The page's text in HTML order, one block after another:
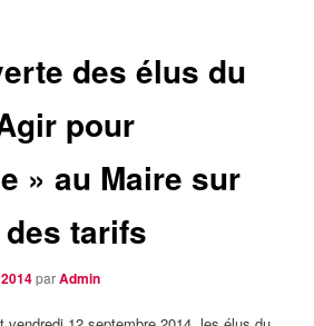
des élus du
pour
» au Maire sur
tarifs
parAdmin